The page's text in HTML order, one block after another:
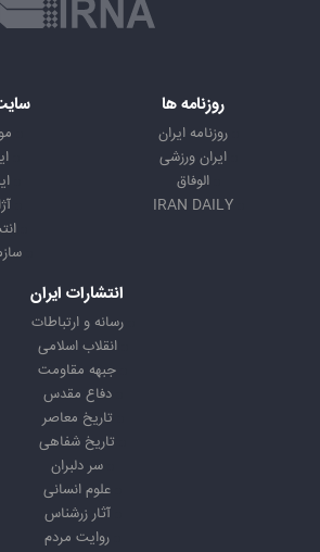
روزنامه ها
روزنامه ایران
ایران ورزشی
الوفاق
IRAN DAILY
انتشارات ایران
رسانه و ارتباطات
انقلاب اسلامی
جبهه مقاومت
دفاع مقدس
تاریخ معاصر
تاریخ شفاهی
سر دلبران
علوم انسانی
آثار زرشناس
روایت مردم